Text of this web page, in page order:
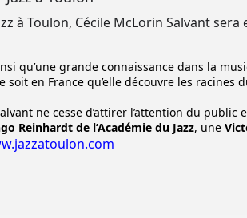
à Toulon, Cécile McLorin Salvant
qu’une grande connaissance dans la
soit en France qu’elle découvre les racines
ne cesse d’attirer l’attention du
Reinhardt de l’Académie du Jazz, une